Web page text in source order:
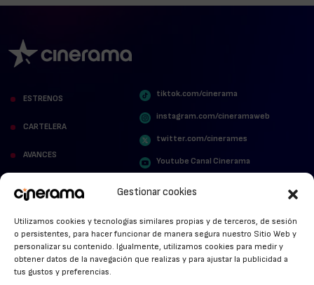
Gestionar cookies
Utilizamos cookies y tecnologías similares propias y de terceros, de sesión
o persistentes, para hacer funcionar de manera segura nuestro Sitio Web y
personalizar su contenido. Igualmente, utilizamos cookies para medir y
obtener datos de la navegación que realizas y para ajustar la publicidad a
tus gustos y preferencias.
ESTRENOS
CARTELERA
AVANCES
STREAMING NEWS
ALFOMBRA ROJA
tiktok.com/cinerama
instagram.com/cineramaweb
twitter.com/cinerames
Youtube Canal Cinerama